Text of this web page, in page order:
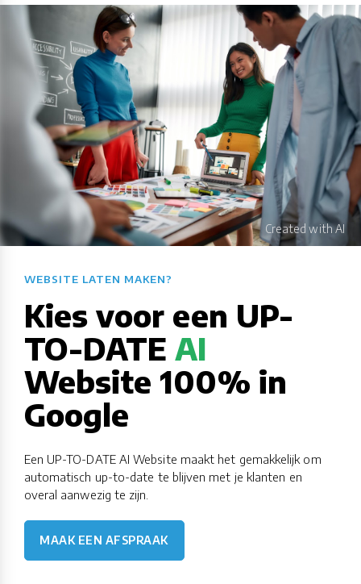
WEBSITE LATEN MAKEN?​​​​​​​​​​​​​​
Kies voor een UP-
TO-DATE AI
Website 100% in
Google
Een UP-TO-DATE AI Website maakt het gemakkelijk om
automatisch up-to-date te blijven met je klanten en
overal aanwezig te zijn.
MAAK EEN AFSPRAAK